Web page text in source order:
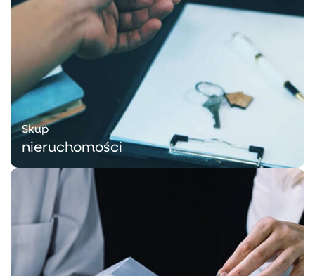
Skup
nieruchomości